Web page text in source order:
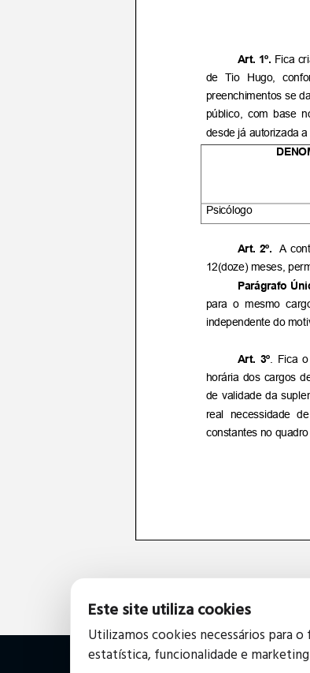
Este site utiliza cookies
Utilizamos cookies necessários para
estatística, funcionalidade e